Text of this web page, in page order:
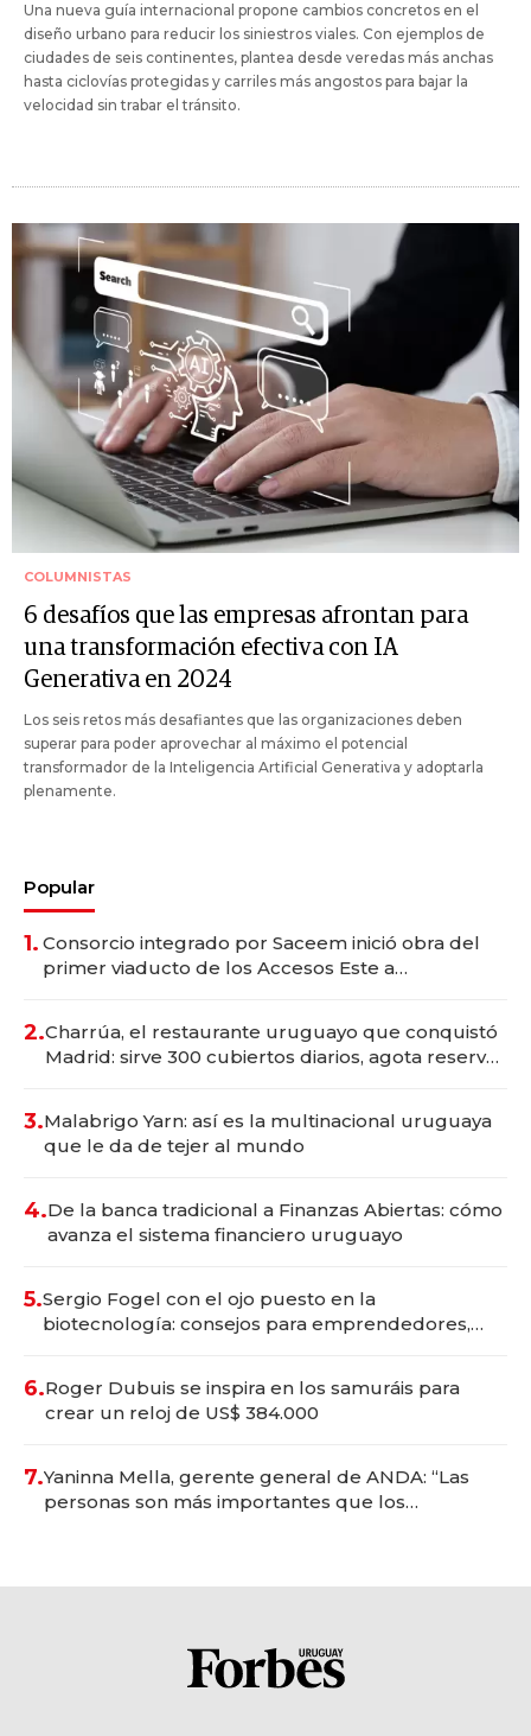
Una nueva guía internacional propone cambios concretos en el
diseño urbano para reducir los siniestros viales. Con ejemplos de
ciudades de seis continentes, plantea desde veredas más anchas
hasta ciclovías protegidas y carriles más angostos para bajar la
velocidad sin trabar el tránsito.
COLUMNISTAS
6 desafíos que las empresas afrontan para
una transformación efectiva con IA
Generativa en 2024
Los seis retos más desafiantes que las organizaciones deben
superar para poder aprovechar al máximo el potencial
transformador de la Inteligencia Artificial Generativa y adoptarla
plenamente.
Popular
1. Consorcio integrado por Saceem inició obra del
primer viaducto de los Accesos Este a
2.Charrúa, el restaurante uruguayo que conquistó
Madrid: sirve 300 cubiertos diarios, agota reservas
3.Malabrigo Yarn: así es la multinacional uruguaya
que le da de tejer al mundo
4.De la banca tradicional a Finanzas Abiertas: cómo
avanza el sistema financiero uruguayo
5.Sergio Fogel con el ojo puesto en la
biotecnología: consejos para emprendedores,
6.Roger Dubuis se inspira en los samuráis para
crear un reloj de US$ 384.000
7.Yaninna Mella, gerente general de ANDA: “Las
personas son más importantes que los